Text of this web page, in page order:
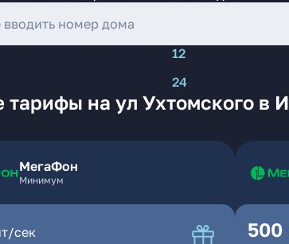
12
24
на ул Ухтомского в
МегаФон
Минимум
сек 500